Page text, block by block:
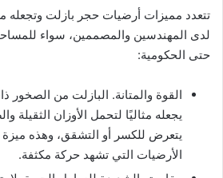
تتعدد مميزات أرضيات حجر بازلت وتجعله
لدى المهندسين والمصممين، سواء
حتى الحكومية:
القوة والمتانة. البازلت من الصخور
يجعله مثاليًا لتحمل الأوزان الثقيلة
يتعرض للكسر أو التشقق، وهذه
الأرضيات التي تشهد حركة مكثفة.